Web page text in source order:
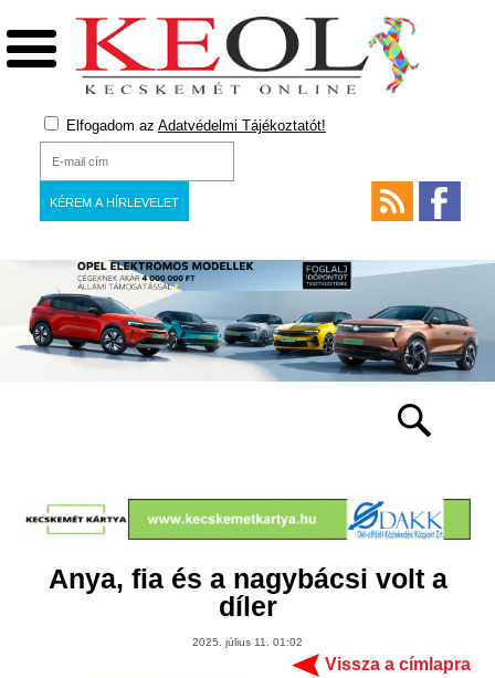
Elfogadom az Adatvédelmi Tájékoztatót!
Anya, fia és a nagybácsi volt a
díler
2025. július 11. 01:02
Vissza a címlapra